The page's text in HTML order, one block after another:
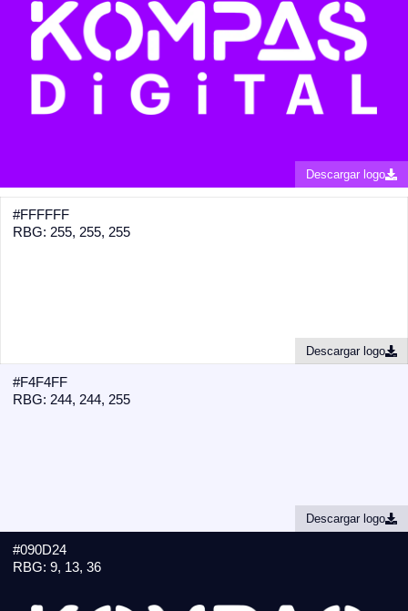
Descargar logo
#FFFFFF
RBG: 255, 255, 255
Descargar logo
#F4F4FF
RBG: 244, 244, 255
Descargar logo
#090D24
RBG: 9, 13, 36